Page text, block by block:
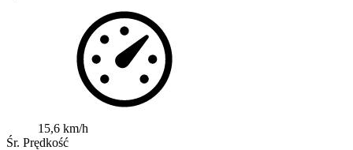
15,6 km/h
Śr. Prędkość